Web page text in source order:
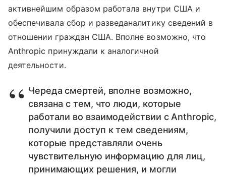
активнейшим образом работала внутри США и
обеспечивала сбор и разведаналитику сведений в
отношении граждан США. Вполне возможно, что
Anthropic принуждали к аналогичной
деятельности.
Череда смертей, вполне возможно,
связана с тем, что люди, которые
работали во взаимодействии с Anthropic,
получили доступ к тем сведениям,
которые представляли очень
чувствительную информацию для лиц,
принимающих решения, и могли